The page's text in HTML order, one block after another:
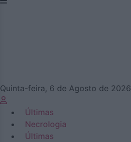
Quinta-feira, 6 de Agosto de 2026
Últimas
Necrologia
Últimas